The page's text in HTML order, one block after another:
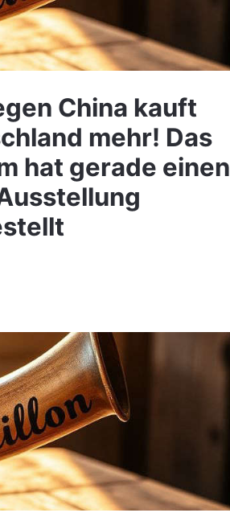
China kauft
mehr! Das
hat gerade einen